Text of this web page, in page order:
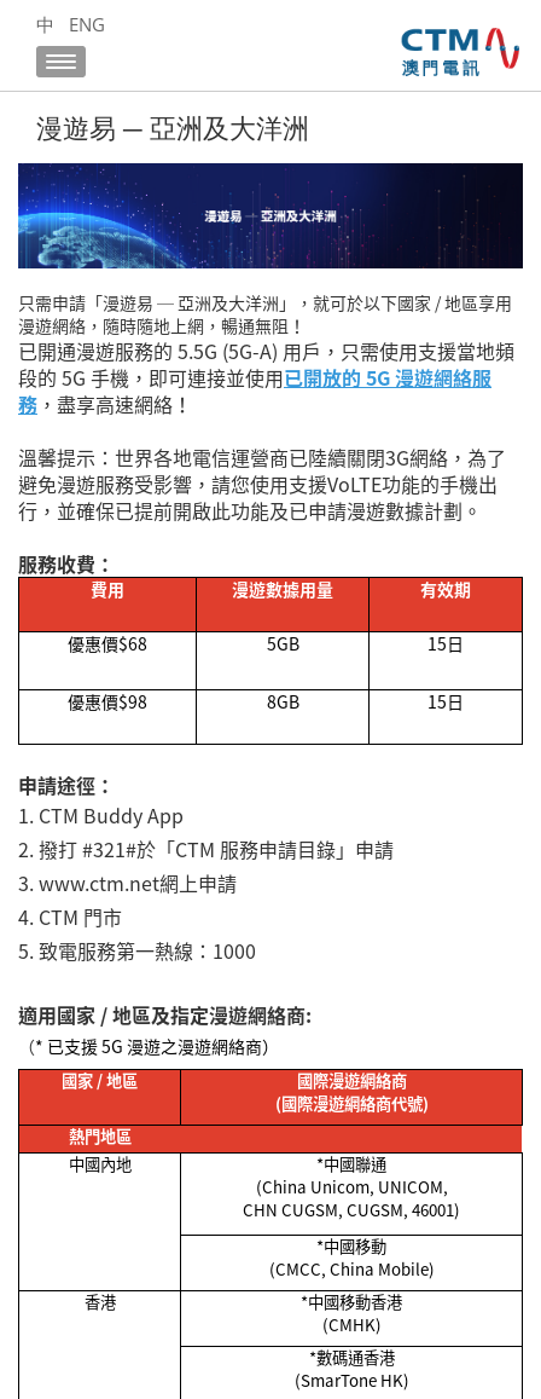
中 ENG
漫遊易 ─ 亞洲及大洋洲
只需申請 「漫遊易 ─ 亞洲及大洋洲」
，就可於以下國家 / 地區享用
漫遊網絡，隨時隨地上網，暢通無阻！
已開通漫遊服務的 5.5G (5G-A) 用戶，只需使用支援當地頻
段的 5G 手機，即可連接並使用已開放的 5G 漫遊網絡服
務 ，盡享高速網絡！
溫馨提示：世界各地電信運營商已陸續關閉3G網絡，為了
避免漫遊服務受影響，請您使用支援VoLTE功能的手機出
行，並確保已提前開啟此功能及已申請漫遊數據計劃。
服務收費：
費用 漫遊數據用量 有效期
優惠價$68 5GB 15日
優惠價$98 8GB 15日
申請途徑：
1. CTM Buddy App
2.撥打 #321#於「CTM 服務申請目錄」申請
3. www.ctm.net網上申請
4. CTM 門市
5.致電服務第一熱線： 1000
適用國家 / 地區及指定漫遊網絡商:
（* 已支援 5G 漫遊之漫遊網絡商）
國家 /地區
國際漫遊網絡商
(國際漫遊網絡商代號)
熱門地區
中國內地
*中國聯通
(China Unicom, UNICOM,
CHN CUGSM, CUGSM, 46001)
*中國移動
(CMCC, China Mobile)
香港
*中國移動香港
(CMHK)
*數碼通香港
(SmarTone HK)